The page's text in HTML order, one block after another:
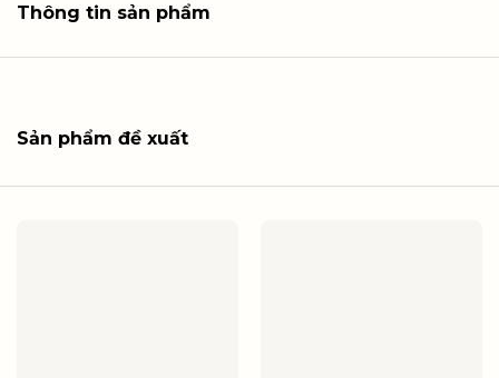
Thông tin sản phẩm
Sản phẩm đề xuất